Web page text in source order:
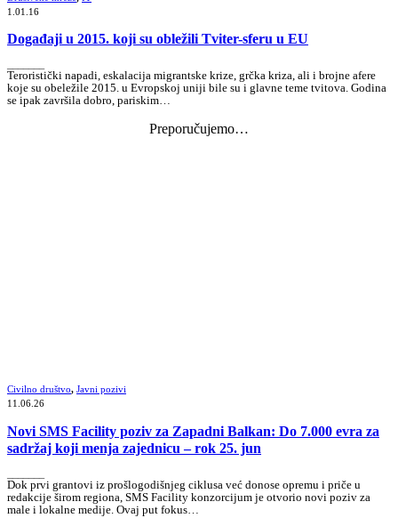
1.01.16
Događaji u 2015. koji su obležili Tviter-sferu u EU
Teroristički napadi, eskalacija migrantske krize, grčka kriza, ali i brojne afere
koje su obeležile 2015. u Evropskoj uniji bile su i glavne teme tvitova. Godina
se ipak završila dobro, pariskim…
Preporučujemo…
Civilno društvo, Javni pozivi
11.06.26
Novi SMS Facility poziv za Zapadni Balkan: Do 7.000 evra za
sadržaj koji menja zajednicu – rok 25. jun
Dok prvi grantovi iz prošlogodišnjeg ciklusa već donose opremu i priče u
redakcije širom regiona, SMS Facility konzorcijum je otvorio novi poziv za
male i lokalne medije. Ovaj put fokus…